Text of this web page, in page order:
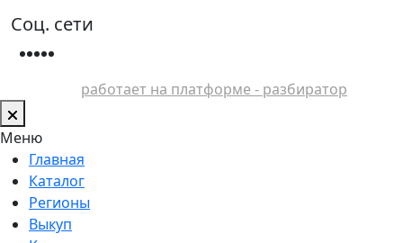
Соц. сети
работает на платформе - разбиратор
Меню
Главная
Каталог
Регионы
Выкуп